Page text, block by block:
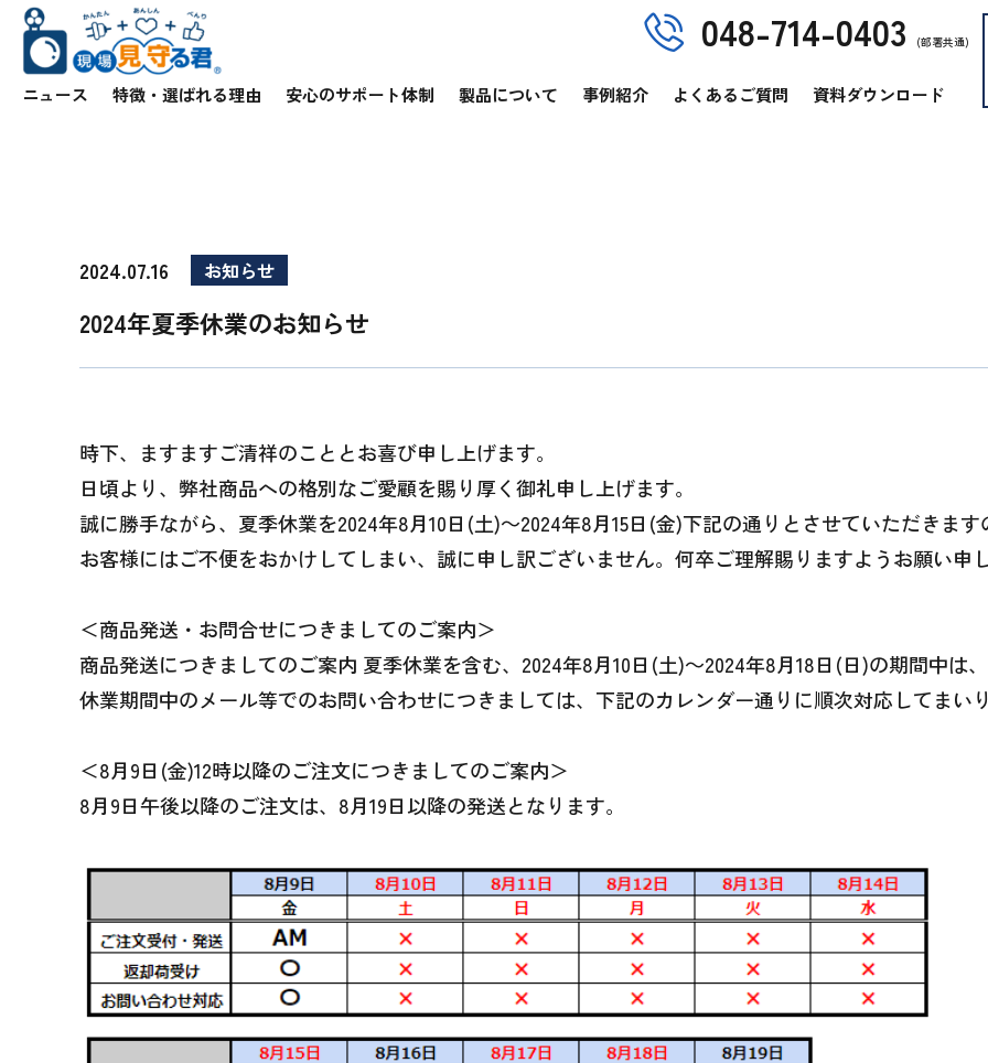
048-714-0403 (部署共通)
ニュース 特徴・選ばれる理由 安心のサポート体制 製品について 事例紹介 よくあるご質問 資料ダウンロード
2024.07.16 お知らせ
2024年夏季休業のお知らせ
時下、ますますご清祥のこととお喜び申し上げます。
日頃より、弊社商品への格別なご愛顧を賜り厚く御礼申し上げます。
誠に勝手ながら、夏季休業を2024年8月10日(土)～2024年8月15日(金)下記の通りとさせていただきま
お客様にはご不便をおかけしてしまい、誠に申し訳ございません。何卒ご理解賜りますようお願い申
＜商品発送・お問合せにつきましてのご案内＞
商品発送につきましてのご案内 夏季休業を含む、2024年8月10日(土)～2024年8月18日(日)の期間中は
休業期間中のメール等でのお問い合わせにつきましては、下記のカレンダー通りに順次対応してまい
＜8月9日(金)12時以降のご注文につきましてのご案内＞
8月9日午後以降のご注文は、8月19日以降の発送となります。